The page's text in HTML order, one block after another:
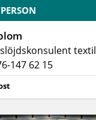
textil
147 62 15